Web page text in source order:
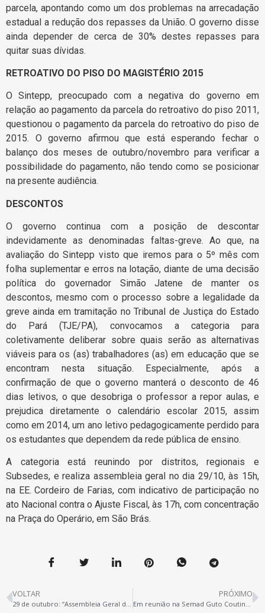
parcela, apontando como um dos problemas na arrecadação
estadual a redução dos repasses da União. O governo disse
ainda depender de cerca de 30% destes repasses para
quitar suas dívidas.
RETROATIVO DO PISO DO MAGISTÉRIO 2015
O Sintepp, preocupado com a negativa do governo em
relação ao pagamento da parcela do retroativo do piso 2011,
questionou o pagamento da parcela do retroativo do piso de
2015. O governo afirmou que está esperando fechar o
balanço dos meses de outubro/novembro para verificar a
possibilidade do pagamento, não tendo como se posicionar
na presente audiência.
DESCONTOS
O governo continua com a posição de descontar
indevidamente as denominadas faltas-greve. Ao que, na
avaliação do Sintepp visto que iremos para o 5º mês com
folha suplementar e erros na lotação, diante de uma decisão
política do governador Simão Jatene de manter os
descontos, mesmo com o processo sobre a legalidade da
greve ainda em tramitação no Tribunal de Justiça do Estado
do Pará (TJE/PA), convocamos a categoria para
coletivamente deliberar sobre quais serão as alternativas
viáveis para os (as) trabalhadores (as) em educação que se
encontram nesta situação. Especialmente, após a
confirmação de que o governo manterá o desconto de 46
dias letivos, o que desobriga o professor a repor aulas, e
prejudica diretamente o calendário escolar 2015, assim
como em 2014, um ano letivo pedagogicamente perdido para
os estudantes que dependem da rede pública de ensino.
A categoria está reunindo por distritos, regionais e
Subsedes, e realiza assembleia geral no dia 29/10, às 15h,
na EE. Cordeiro de Farias, com indicativo de participação no
ato Nacional contra o Ajuste Fiscal, às 17h, com concentração
na Praça do Operário, em São Brás.
VOLTAR PRÓXIMO